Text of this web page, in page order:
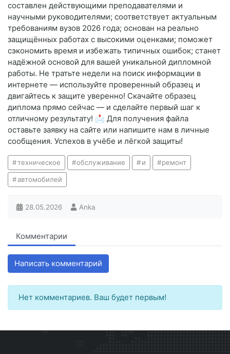
составлен действующими преподавателями и
научными руководителями; соответствует актуальным
требованиям вузов 2026 года; основан на реально
защищённых работах с высокими оценками; поможет
сэкономить время и избежать типичных ошибок; станет
надёжной основой для вашей уникальной дипломной
работы. Не тратьте недели на поиск информации в
интернете — используйте проверенный образец и
двигайтесь к защите уверенно! Скачайте образец
диплома прямо сейчас — и сделайте первый шаг к
отличному результату! 📩 Для получения файла
оставьте заявку на сайте или напишите нам в личные
сообщения. Успехов в учёбе и лёгкой защиты!
техническое обслуживание и ремонт
автомобилей
28.05.2026 Anka
Комментарии
Написать комментарий
Нет комментариев. Ваш будет первым!